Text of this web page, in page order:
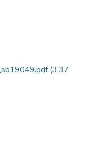
(3.37